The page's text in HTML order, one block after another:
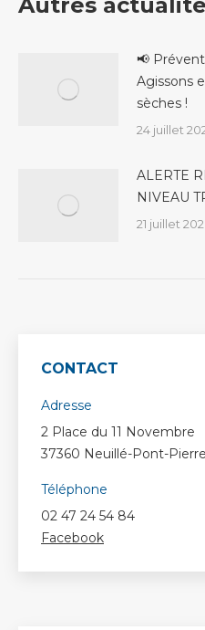
📢
Agissons
sèches !
24 juillet
ALERTE
NIVEAU
21 juillet
CONTACT
Adresse
2 Place du 11 Novembre
37360 Neuillé-Pont-Pierre
Téléphone
02 47 24 54 84
Facebook